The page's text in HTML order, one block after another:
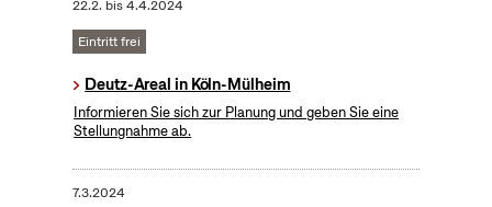
22.2. bis4.4.2024
Eintritt frei
Deutz-Areal in Köln-Mülheim
Informieren Sie sich zur Planung und geben Sie eine
Stellungnahme ab.
7.3.2024